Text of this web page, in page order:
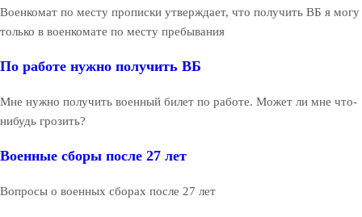
Военкомат по месту прописки утверждает, что получить ВБ я могу
только в военкомате по месту пребывания
По работе нужно получить ВБ
Мне нужно получить военный билет по работе. Может ли мне что-
нибудь грозить?
Военные сборы после 27 лет
Вопросы о военных сборах после 27 лет